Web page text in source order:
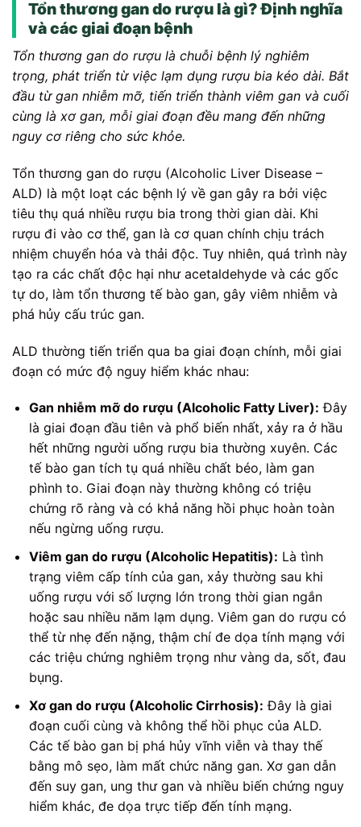
Tổn thương gan do rượu là gì? Định nghĩa
và các giai đoạn bệnh
Tổn thương gan do rượu là chuỗi bệnh lý nghiêm
trọng, phát triển từ việc lạm dụng rượu bia kéo dài. Bắt
đầu từ gan nhiễm mỡ, tiến triển thành viêm gan và cuối
cùng là xơ gan, mỗi giai đoạn đều mang đến những
nguy cơ riêng cho sức khỏe.
Tổn thương gan do rượu (Alcoholic Liver Disease –
ALD) là một loạt các bệnh lý về gan gây ra bởi việc
tiêu thụ quá nhiều rượu bia trong thời gian dài. Khi
rượu đi vào cơ thể, gan là cơ quan chính chịu trách
nhiệm chuyển hóa và thải độc. Tuy nhiên, quá trình này
tạo ra các chất độc hại như acetaldehyde và các gốc
tự do, làm tổn thương tế bào gan, gây viêm nhiễm và
phá hủy cấu trúc gan.
ALD thường tiến triển qua ba giai đoạn chính, mỗi giai
đoạn có mức độ nguy hiểm khác nhau:
Gan nhiễm mỡ do rượu (Alcoholic Fatty Liver): Đây
là giai đoạn đầu tiên và phổ biến nhất, xảy ra ở hầu
hết những người uống rượu bia thường xuyên. Các
tế bào gan tích tụ quá nhiều chất béo, làm gan
phình to. Giai đoạn này thường không có triệu
chứng rõ ràng và có khả năng hồi phục hoàn toàn
nếu ngừng uống rượu.
Viêm gan do rượu (Alcoholic Hepatitis): Là tình
trạng viêm cấp tính của gan, xảy thường sau khi
uống rượu với số lượng lớn trong thời gian ngắn
hoặc sau nhiều năm lạm dụng. Viêm gan do rượu có
thể từ nhẹ đến nặng, thậm chí đe dọa tính mạng với
các triệu chứng nghiêm trọng như vàng da, sốt, đau
bụng.
Xơ gan do rượu (Alcoholic Cirrhosis): Đây là giai
đoạn cuối cùng và không thể hồi phục của ALD.
Các tế bào gan bị phá hủy vĩnh viễn và thay thế
bằng mô sẹo, làm mất chức năng gan. Xơ gan dẫn
đến suy gan, ung thư gan và nhiều biến chứng nguy
hiểm khác, đe dọa trực tiếp đến tính mạng.